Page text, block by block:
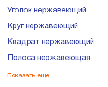
Уголок нержавеющий
Круг нержавеющий
Квадрат нержавеющий
Полоса нержавеющая
Шестигранник
Показать еще